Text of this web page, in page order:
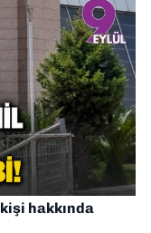
hakkında